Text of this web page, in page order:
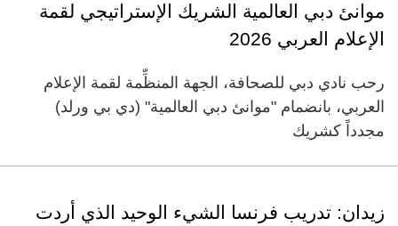
موانئ دبي العالمية الشريك الإستراتيجي لقمة
الإعلام العربي 2026
رحب نادي دبي للصحافة، الجهة المنظِّمة لقمة الإعلام
العربي، بانضمام "موانئ دبي العالمية" (دي بي ورلد)
مجدداً كشريك
زيدان: تدريب فرنسا الشيء الوحيد الذي أردت